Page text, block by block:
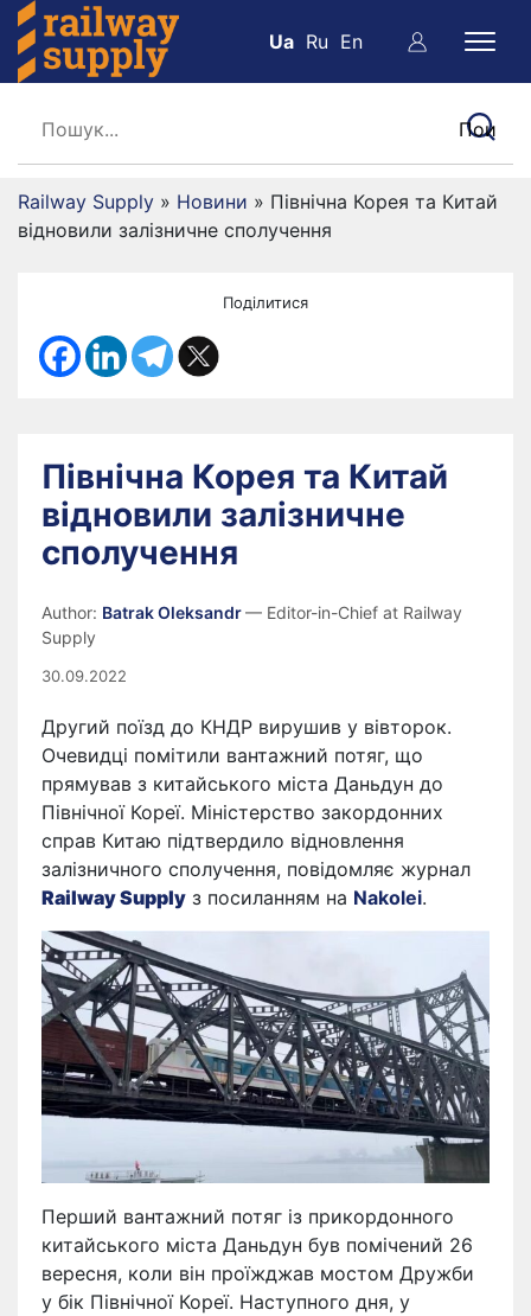
Ua Ru En
Railway Supply » Новини » Північна Корея та Китай
відновили залізничне сполучення
Поділитися
Північна Корея та Китай
відновили залізничне
сполучення
Author: Batrak Oleksandr— Editor-in-Chief at Railway
Supply
30.09.2022
Другий поїзд до КНДР вирушив у вівторок.
Очевидці помітили вантажний потяг, що
прямував з китайського міста Даньдун до
Північної Кореї. Міністерство закордонних
справ Китаю підтвердило відновлення
залізничного сполучення, повідомляє журнал
Railway Supply з посиланням на Nakolei.
Перший вантажний потяг із прикордонного
китайського міста Даньдун був помічений 26
вересня, коли він проїжджав мостом Дружби
у бік Північної Кореї. Наступного дня, у